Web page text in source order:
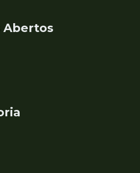
Abertos